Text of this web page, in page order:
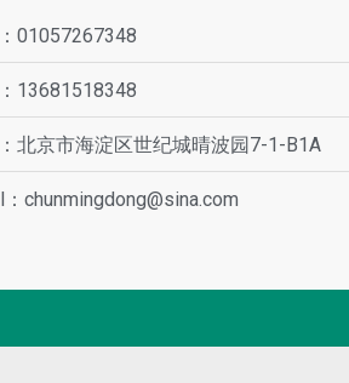
01057267348
13681518348
北京市海淀区世纪城晴波园7-1-B1A
：chunmingdong@sina.com